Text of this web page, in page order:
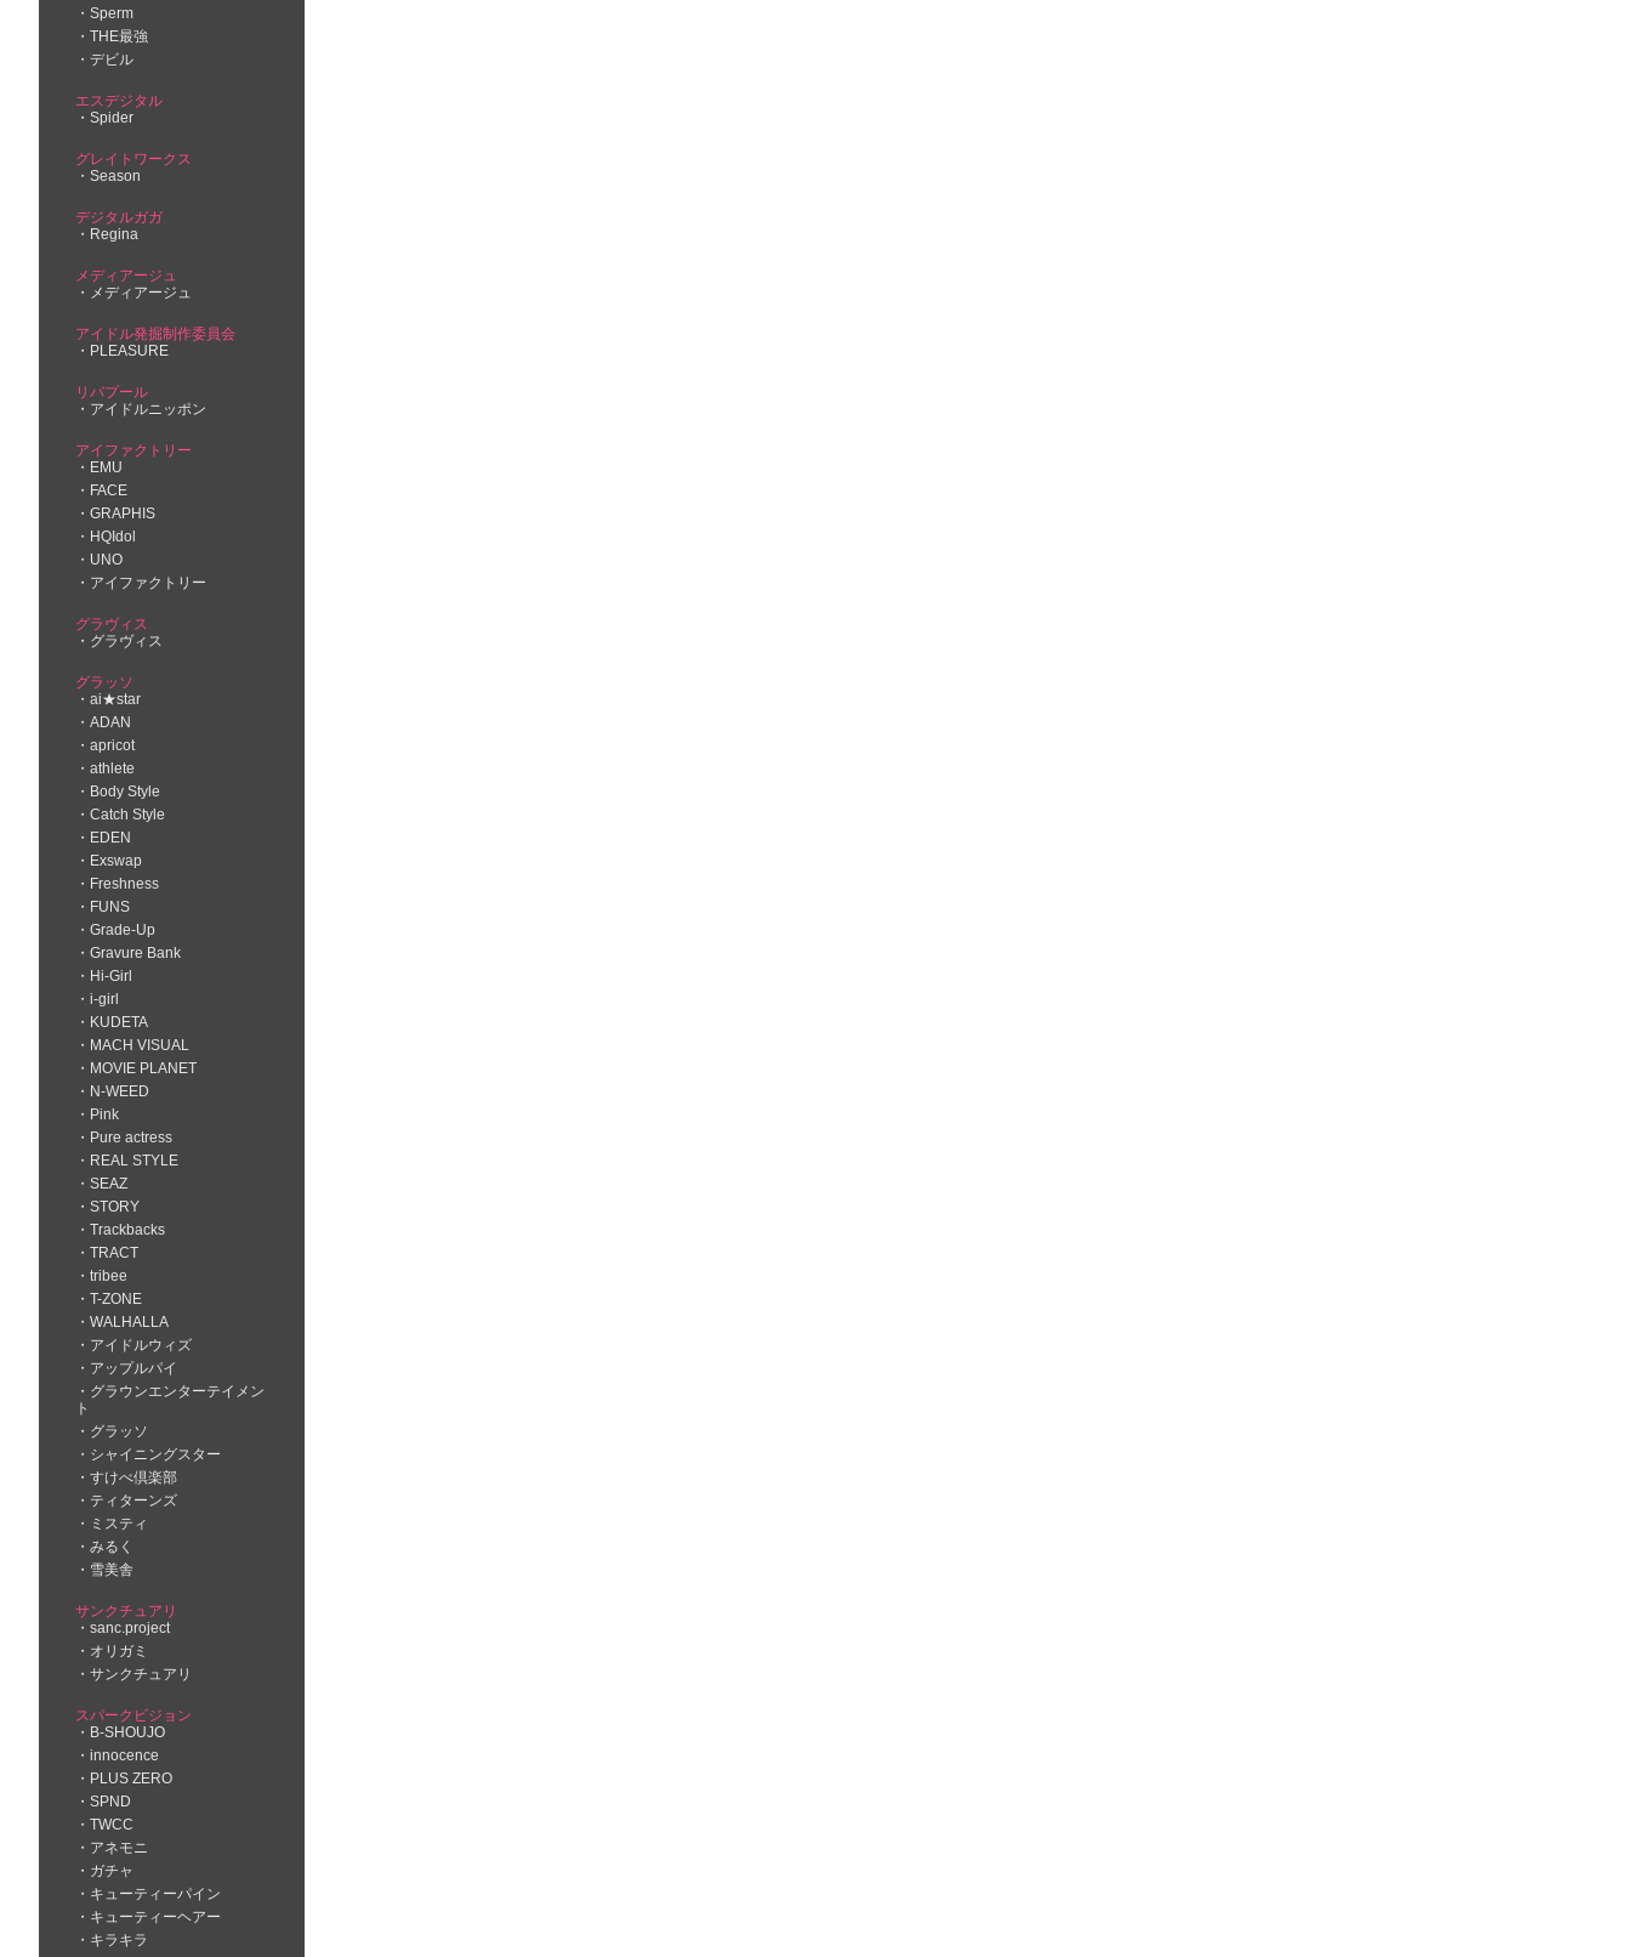
Sperm
THE最強
デビル
エスデジタル
Spider
グレイトワークス
Season
デジタルガガ
Regina
メディアージュ
メディアージュ
アイドル発掘制作委員会
PLEASURE
リバプール
アイドルニッポン
アイファクトリー
EMU
FACE
GRAPHIS
HQIdol
UNO
アイファクトリー
グラヴィス
グラヴィス
グラッソ
ai★star
ADAN
apricot
athlete
Body Style
Catch Style
EDEN
Exswap
Freshness
FUNS
Grade-Up
Gravure Bank
Hi-Girl
i-girl
KUDETA
MACH VISUAL
MOVIE PLANET
N-WEED
Pink
Pure actress
REAL STYLE
SEAZ
STORY
Trackbacks
TRACT
tribee
T-ZONE
WALHALLA
アイドルウィズ
アップルパイ
グラウンエンターテイメン
ト
グラッソ
シャイニングスター
すけべ倶楽部
ティターンズ
ミスティ
みるく
雪美舎
サンクチュアリ
sanc.project
オリガミ
サンクチュアリ
スパークビジョン
B-SHOUJO
innocence
PLUS ZERO
SPND
TWCC
アネモニ
ガチャ
キューティーパイン
キューティーヘアー
キラキラ